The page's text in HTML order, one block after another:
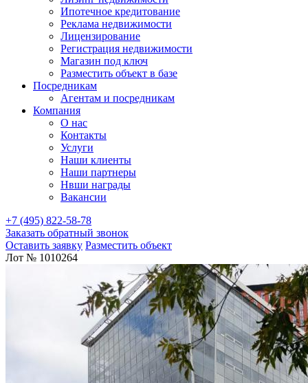
Ипотечное кредитование
Реклама недвижимости
Лицензирование
Регистрация недвижимости
Магазин под ключ
Разместить объект в базе
Посредникам
Агентам и посредникам
Компания
О нас
Контакты
Услуги
Наши клиенты
Наши партнеры
Нвши награды
Вакансии
+7 (495) 822-58-78
Заказать обратный звонок
Оставить заявку Разместить объект
Лот № 1010264